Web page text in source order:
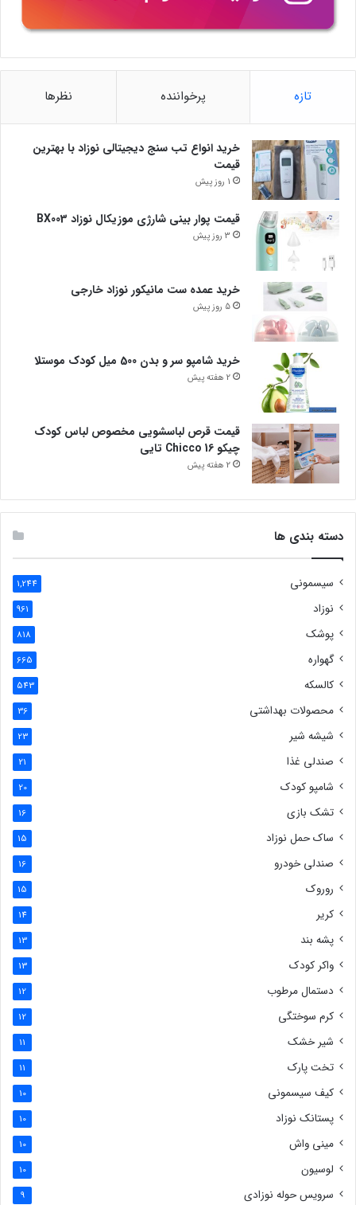
تازه پرخواننده نظرها
خرید انواع تب سنج دیجیتالی نوزاد با بهترین
قیمت
1 روز پیش
قیمت پوار بینی شارژی موزیکال نوزاد BX003
3 روز پیش
خرید عمده ست مانیکور نوزاد خارجی
5 روز پیش
خرید شامپو سر و بدن 500 میل کودک موستلا
2 هفته پیش
قیمت قرص لباسشویی مخصوص لباس کودک
چیکو Chicco 16 تایی
2 هفته پیش
دسته بندی ها
سیسمونی 1,244
نوزاد 961
پوشک 818
گهواره 665
کالسکه 543
محصولات بهداشتی 36
شیشه شیر 23
صندلی غذا 21
شامپو کودک 20
تشک بازی 16
ساک حمل نوزاد 15
صندلی خودرو 16
روروک 15
کریر 14
پشه بند 13
واکر کودک 13
دستمال مرطوب 12
کرم سوختگی 12
شیر خشک 11
تخت پارک 11
کیف سیسمونی 10
پستانک نوزاد 10
مینی واش 10
لوسیون 10
سرویس حوله نوزادی 9